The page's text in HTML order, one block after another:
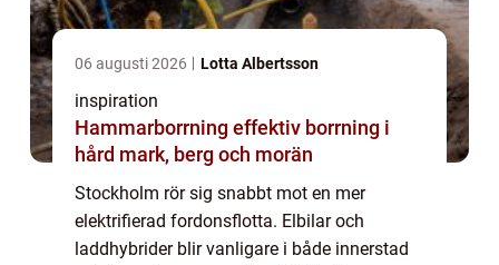
06 augusti 2026 Lotta Albertsson
inspiration
Hammarborrning effektiv borrning i
hård mark, berg och morän
Stockholm rör sig snabbt mot en mer
elektrifierad fordonsflotta. Elbilar och
laddhybrider blir vanligare i både innerstad